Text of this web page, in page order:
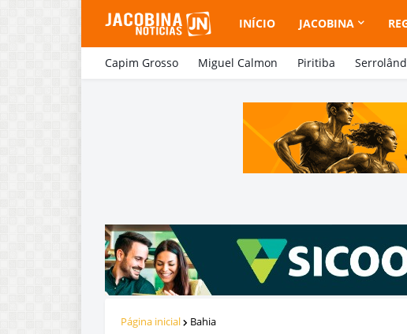
INÍCIO JACOBINA
Capim Grosso Miguel Calmon Piritiba
Página inicial Bahia